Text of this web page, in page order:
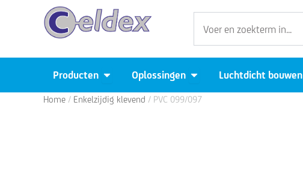
Producten Open Producten
Oplossingen Open Oplossingen
Luchtdicht bouwen
Home / Enkelzijdig klevend / PVC 099/097